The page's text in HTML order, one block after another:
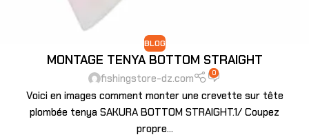
BLOG
MONTAGE TENYA BOTTOM STRAIGHT
fishingstore-dz.com 0
Voici en images comment monter une crevette sur tête
plombée tenya SAKURA BOTTOM STRAIGHT.1/ Coupez
propre...